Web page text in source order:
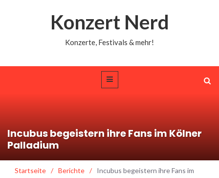
Konzert Nerd
Konzerte, Festivals & mehr!
Incubus begeistern ihre Fans im Kölner
Palladium
Startseite / Berichte /
Incubus begeistern ihre Fans im